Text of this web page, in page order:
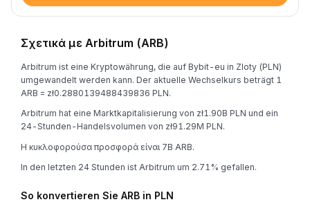
Σχετικά με Arbitrum (ARB)
Arbitrum ist eine Kryptowährung, die auf Bybit-eu in Zloty (PLN)
umgewandelt werden kann. Der aktuelle Wechselkurs beträgt 1
ARB = zł0.2880139488439836 PLN.
Arbitrum hat eine Marktkapitalisierung von zł1.90B PLN und ein
24-Stunden-Handelsvolumen von zł91.29M PLN.
Η κυκλοφορούσα προσφορά είναι 7B ARB.
In den letzten 24 Stunden ist Arbitrum um 2.71% gefallen.
So konvertieren Sie ARB in PLN